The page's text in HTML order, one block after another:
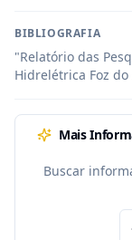
BIBLIOGRAFIA
"Relatório das
Hidrelétrica Foz do
Mais
Buscar